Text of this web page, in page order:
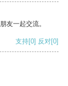
友一起交流。
支持[0] 反对[0]